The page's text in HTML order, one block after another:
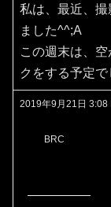
私は、最近、
ました^^;A
この週末は、
クをする予定で
2019年9月21日 3:08
BRC